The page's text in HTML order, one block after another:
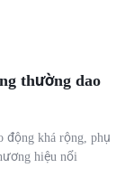
thường dao
động khá rộng, phụ
hiệu nổi